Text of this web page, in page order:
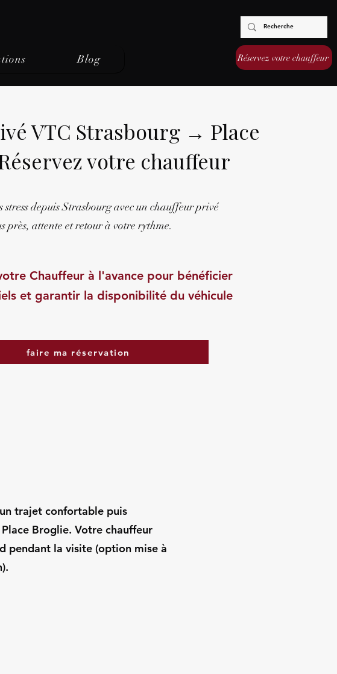
Blog Réservez votre chauffeur
VTC Strasbourg → Place
votre chauffeur
depuis Strasbourg avec un chauffeur privé
près, attente et retour à votre rythme.
Chauffeur à l'avance pour bénéficier
et garantir la disponibilité du véhicule
faire ma réservation
trajet confortable puis
Broglie. Votre chauffeur
pendant la visite (option mise à